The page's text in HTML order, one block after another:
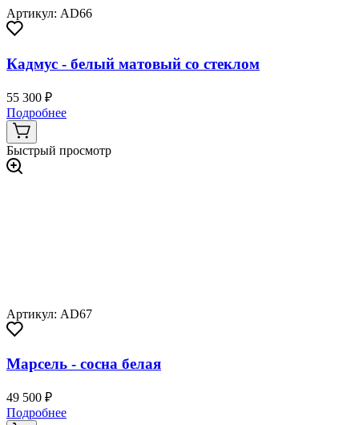
Артикул: AD66
Кадмус - белый матовый со стеклом
55 300 ₽
Подробнее
Быстрый просмотр
Артикул: AD67
Марсель - сосна белая
49 500 ₽
Подробнее